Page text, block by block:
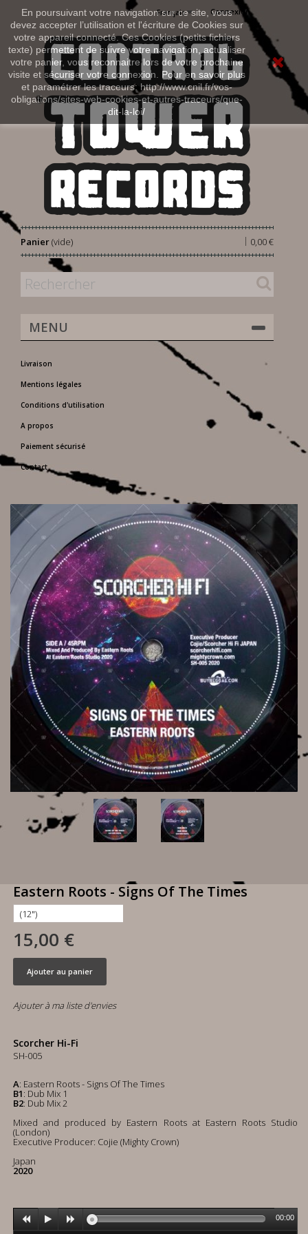
En poursuivant votre navigation sur ce site, vous
devez accepter l’utilisation et l'écriture de Cookies sur
votre appareil connecté. Ces Cookies (petits fichiers
texte) permettent de suivre votre navigation, actualiser
votre panier, vous reconnaitre lors de votre prochaine
visite et sécuriser votre connexion. Pour en savoir plus
et paramétrer les traceurs: http://www.cnil.fr/vos-
obligations/sites-web-cookies-et-autres-traceurs/que-
dit-la-loi/
Connexion
Français
Panier 0,00 €
|
(vide)
MENU
Livraison
Mentions légales
Conditions d'utilisation
A propos
Paiement sécurisé
Contact
Eastern Roots - Signs Of The Times
15,00 €
Ajouter au panier
Ajouter à ma liste d'envies
Scorcher Hi-Fi
SH-005
A: Eastern Roots - Signs Of The Times
B1: Dub Mix 1
B2: Dub Mix 2
Mixed and produced by Eastern Roots at Eastern Roots Studio
(London)
Executive Producer: Cojie (Mighty Crown)
Japan
2020
00:00